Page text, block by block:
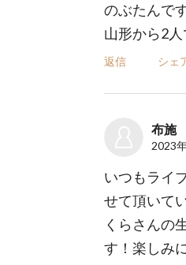
のぶたんで
山形から2人
返信 シェ
布施
2023
いつもライ
せて頂いて
くらさんの
す！楽しみ